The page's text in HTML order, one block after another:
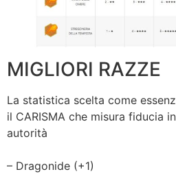
MIGLIORI RAZZE
La statistica scelta come
il CARISMA che misura fiducia
autorità
– Dragonide (+1)